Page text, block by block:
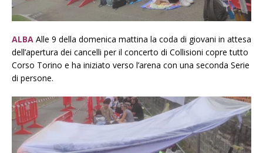
ALBA Alle 9 della domenica mattina la coda di giovani in attesa
dell’apertura dei cancelli per il concerto di Collisioni copre tutto
Corso Torino e ha iniziato verso l’arena con una seconda Serie
di persone.